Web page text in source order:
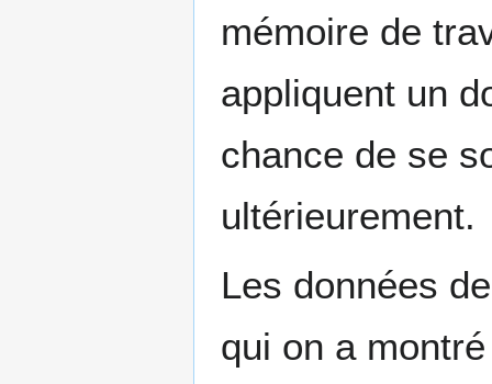
mémoire de
appliquent un
chance de se
ultérieurement.
Les données
qui on a